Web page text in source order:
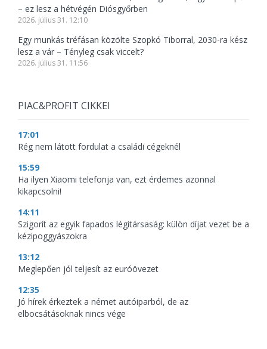
– ez lesz a hétvégén Diósgyőrben
2026. július 31. 12:10
Egy munkás tréfásan közölte Szopkó Tiborral, 2030-ra kész
lesz a vár – Tényleg csak viccelt?
2026. július 31. 11:56
PIAC&PROFIT CIKKEI
17:01
Rég nem látott fordulat a családi cégeknél
15:59
Ha ilyen Xiaomi telefonja van, ezt érdemes azonnal
kikapcsolni!
14:11
Szigorít az egyik fapados légitársaság: külön díjat vezet be a
kézipoggyászokra
13:12
Meglepően jól teljesít az euróövezet
12:35
Jó hírek érkeztek a német autóiparból, de az
elbocsátásoknak nincs vége